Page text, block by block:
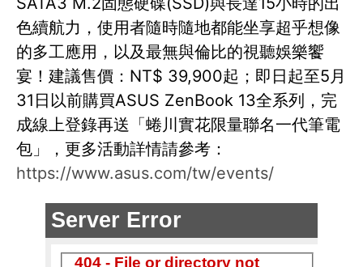
色續航力，使用者隨時隨地都能坐享超乎想像
的多工應用，以及最無與倫比的視聽娛樂饗
宴！建議售價：NT$ 39,900起；即日起至5月
31日以前購買ASUS ZenBook 13全系列，完
成線上登錄再送「蜷川實花限量聯名一代筆電
包」，更多活動詳情請參考：
https://www.asus.com/tw/events/